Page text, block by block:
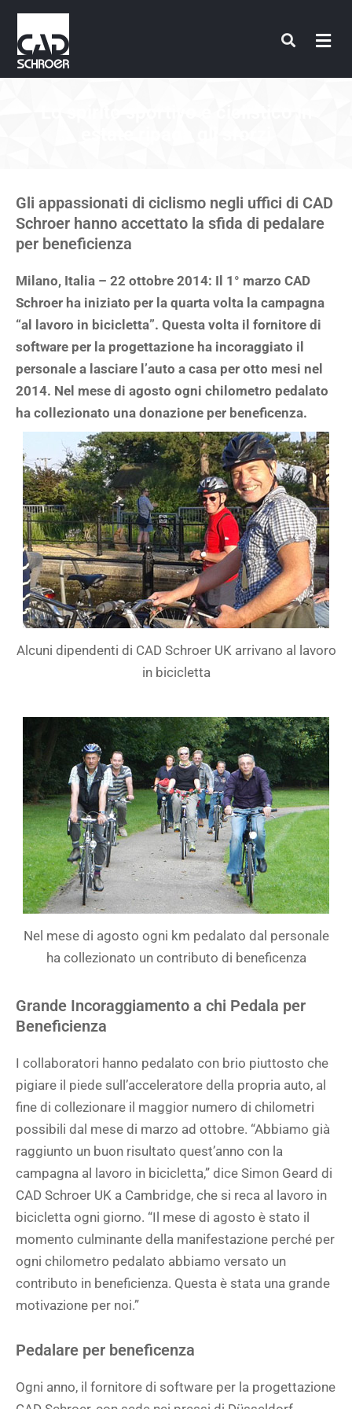
Vai
contenuto
Gli appassionati di ciclismo negli uffici di CAD
Schroer hanno accettato la sfida di pedalare
per beneficienza
Milano, Italia – 22 ottobre 2014: Il 1° marzo CAD
Schroer ha iniziato per la quarta volta la campagna
“al lavoro in bicicletta”. Questa volta il fornitore di
software per la progettazione ha incoraggiato il
personale a lasciare l’auto a casa per otto mesi nel
2014. Nel mese di agosto ogni chilometro pedalato
ha collezionato una donazione per beneficenza.
Alcuni dipendenti di CAD Schroer UK arrivano al lavoro
in bicicletta
Nel mese di agosto ogni km pedalato dal personale
ha collezionato un contributo di beneficenza
Grande Incoraggiamento a chi Pedala per
Beneficienza
I collaboratori hanno pedalato con brio piuttosto che
pigiare il piede sull’acceleratore della propria auto, al
fine di collezionare il maggior numero di chilometri
possibili dal mese di marzo ad ottobre. “Abbiamo già
raggiunto un buon risultato quest’anno con la
campagna al lavoro in bicicletta,” dice Simon Geard di
CAD Schroer UK a Cambridge, che si reca al lavoro in
bicicletta ogni giorno. “Il mese di agosto è stato il
momento culminante della manifestazione perché per
ogni chilometro pedalato abbiamo versato un
contributo in beneficienza. Questa è stata una grande
motivazione per noi.”
Pedalare per beneficenza
Ogni anno, il fornitore di software per la progettazione